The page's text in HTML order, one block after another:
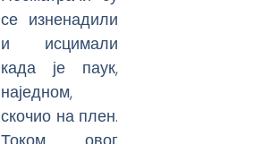
се изненадили
и исцимали
када је паук,
наједном,
скочио на плен.